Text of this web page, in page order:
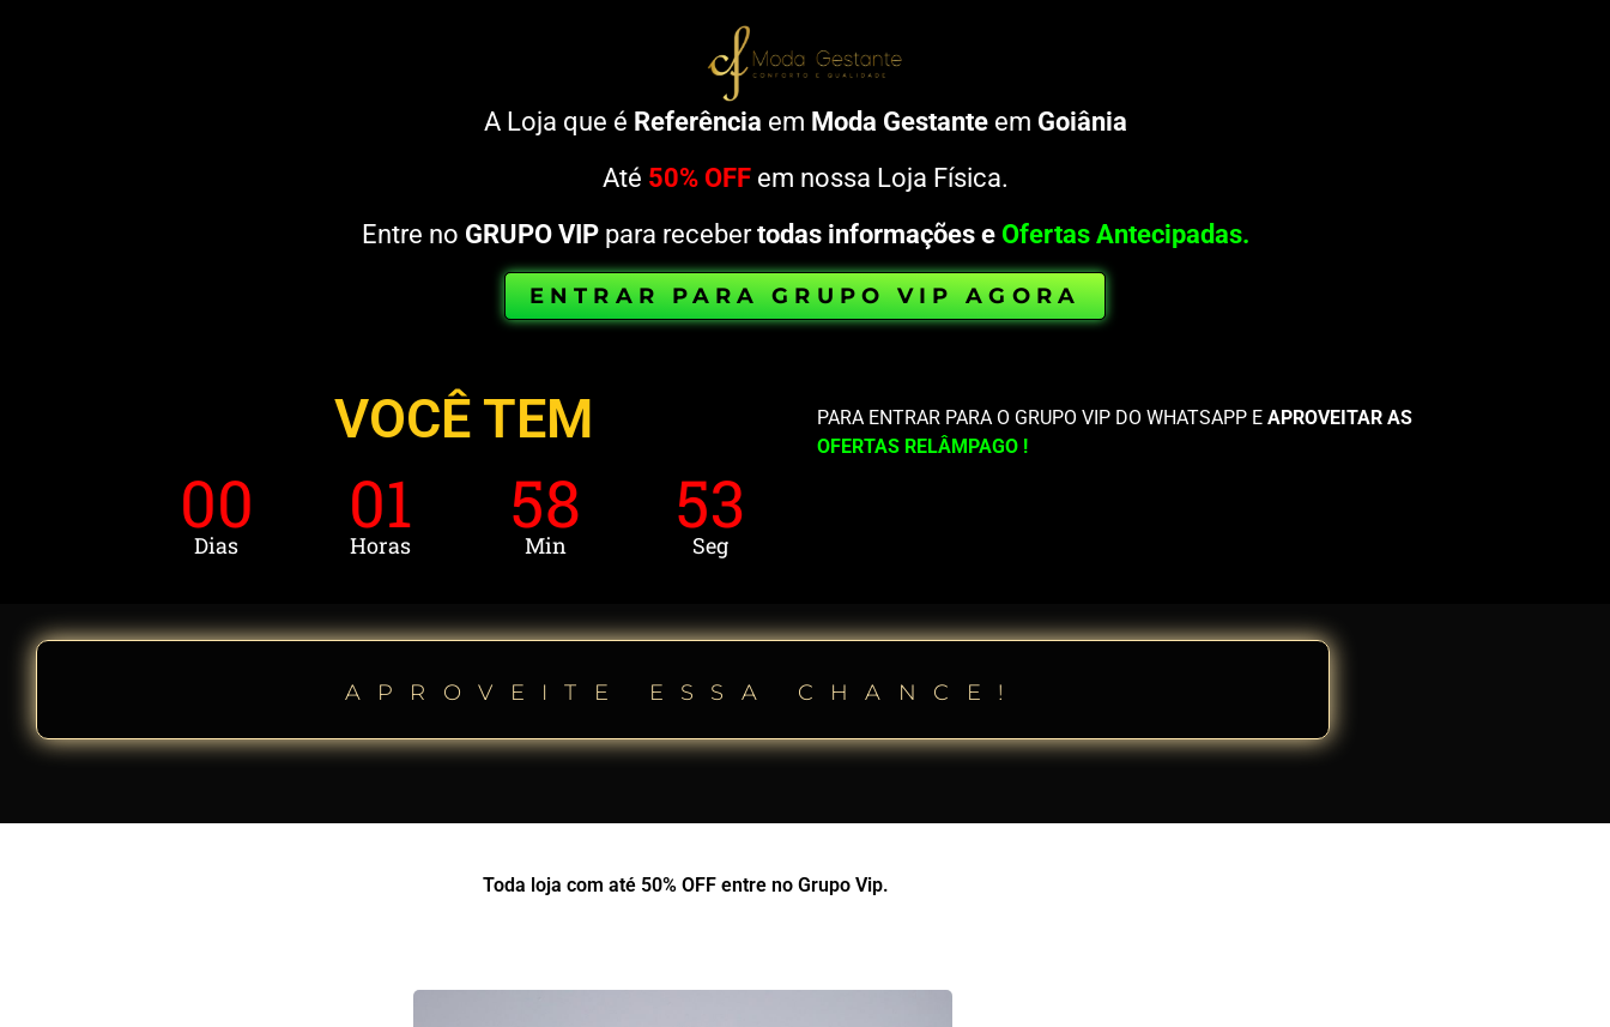
A Loja que é Referência em Moda Gestanteem Goiânia
Até 50% OFFem nossa Loja Física.
Entre no GRUPO VIPpara recebertodas informações e Ofertas Antecipadas.
ENTRAR PARA GRUPO VIP AGORA
VOCÊ TEM
00
Dias 01
Horas 58
Min 52
Seg
PARA ENTRAR PARA O GRUPO VIP DO WHATSAPP E APROVEITAR AS
OFERTAS RELÂMPAGO !
APROVEITE ESSA CHANCE!
Toda loja com até 50% OFF entre no Grupo Vip.